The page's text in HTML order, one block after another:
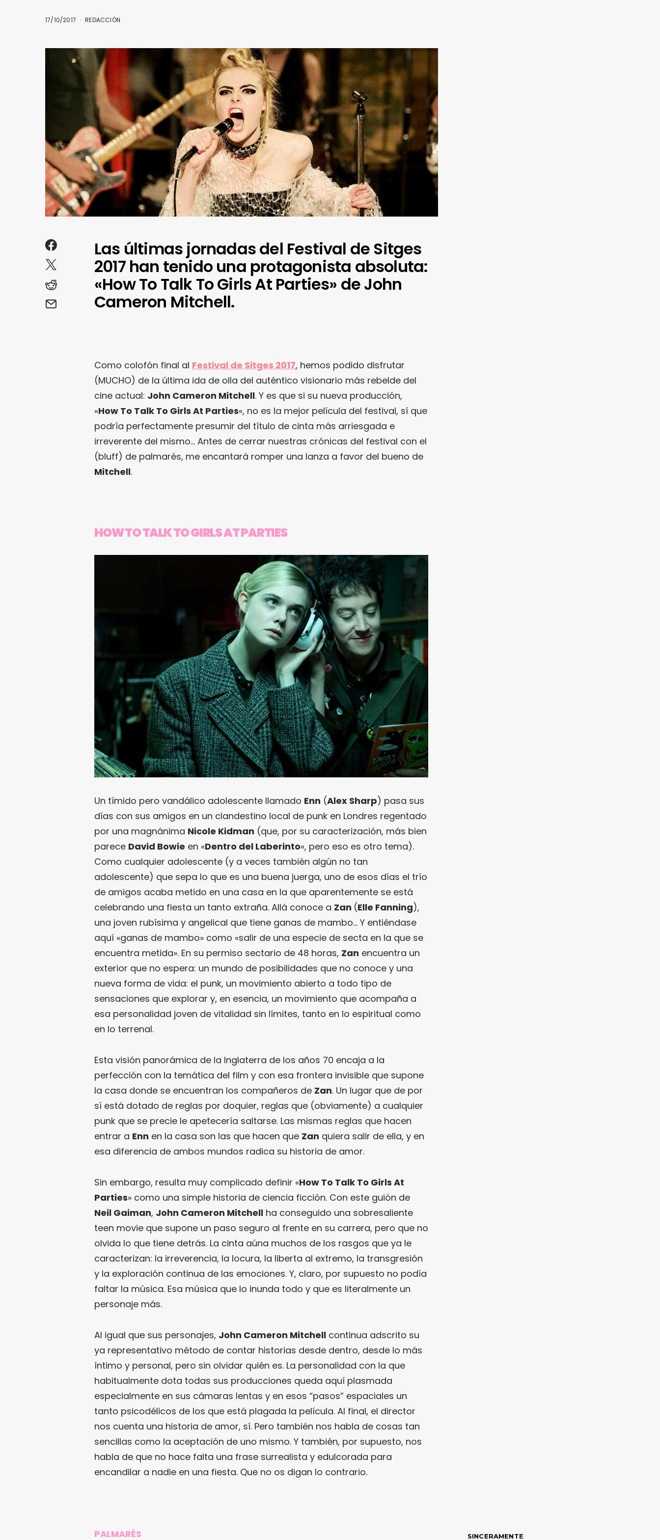
17/10/2017 REDACCIÓN
Las últimas jornadas del Festival de Sitges
2017 han tenido una protagonista absoluta:
«How To Talk To Girls At Parties» de John
Cameron Mitchell.
Como colofón final al Festival de Sitges 2017, hemos podido disfrutar
(MUCHO) de la última ida de olla del auténtico visionario más rebelde del
cine actual: John Cameron Mitchell. Y es que si su nueva producción,
«How To Talk To Girls At Parties«, no es la mejor película del festival, sí que
podría perfectamente presumir del título de cinta más arriesgada e
irreverente del mismo… Antes de cerrar nuestras crónicas del festival con el
(bluff) de palmarés, me encantará romper una lanza a favor del bueno de
Mitchell.
HOW TO TALK TO GIRLS AT PARTIES
Un tímido pero vandálico adolescente llamado Enn (Alex Sharp) pasa sus
días con sus amigos en un clandestino local de punk en Londres regentado
por una magnánima Nicole Kidman (que, por su caracterización, más bien
parece David Bowie en «Dentro del Laberinto«, pero eso es otro tema).
Como cualquier adolescente (y a veces también algún no tan
adolescente) que sepa lo que es una buena juerga, uno de esos días el trío
de amigos acaba metido en una casa en la que aparentemente se está
celebrando una fiesta un tanto extraña. Allá conoce a Zan (Elle Fanning),
una joven rubísima y angelical que tiene ganas de mambo… Y entiéndase
aquí «ganas de mambo» como «salir de una especie de secta en la que se
encuentra metida». En su permiso sectario de 48 horas, Zan encuentra un
exterior que no espera: un mundo de posibilidades que no conoce y una
nueva forma de vida: el punk, un movimiento abierto a todo tipo de
sensaciones que explorar y, en esencia, un movimiento que acompaña a
esa personalidad joven de vitalidad sin límites, tanto en lo espiritual como
en lo terrenal.
Esta visión panorámica de la Inglaterra de los años 70 encaja a la
perfección con la temática del film y con esa frontera invisible que supone
la casa donde se encuentran los compañeros de Zan. Un lugar que de por
sí está dotado de reglas por doquier, reglas que (obviamente) a cualquier
punk que se precie le apetecería saltarse. Las mismas reglas que hacen
entrar a Enn en la casa son las que hacen que Zan quiera salir de ella, y en
esa diferencia de ambos mundos radica su historia de amor.
Sin embargo, resulta muy complicado definir «How To Talk To Girls At
Parties» como una simple historia de ciencia ficción. Con este guión de
Neil Gaiman, John Cameron Mitchell ha conseguido una sobresaliente
teen movie que supone un paso seguro al frente en su carrera, pero que no
olvida lo que tiene detrás. La cinta aúna muchos de los rasgos que ya le
caracterizan: la irreverencia, la locura, la liberta al extremo, la transgresión
y la exploración continua de las emociones. Y, claro, por supuesto no podía
faltar la música. Esa música que lo inunda todo y que es literalmente un
personaje más.
Al igual que sus personajes, John Cameron Mitchell continua adscrito su
ya representativo método de contar historias desde dentro, desde lo más
íntimo y personal, pero sin olvidar quién es. La personalidad con la que
habitualmente dota todas sus producciones queda aquí plasmada
especialmente en sus cámaras lentas y en esos “pasos” espaciales un
tanto psicodélicos de los que está plagada la película. Al final, el director
nos cuenta una historia de amor, sí. Pero también nos habla de cosas tan
sencillas como la aceptación de uno mismo. Y también, por supuesto, nos
habla de que no hace falta una frase surrealista y edulcorada para
encandilar a nadie en una fiesta. Que no os digan lo contrario.
PALMARÉS SINCERAMENTE